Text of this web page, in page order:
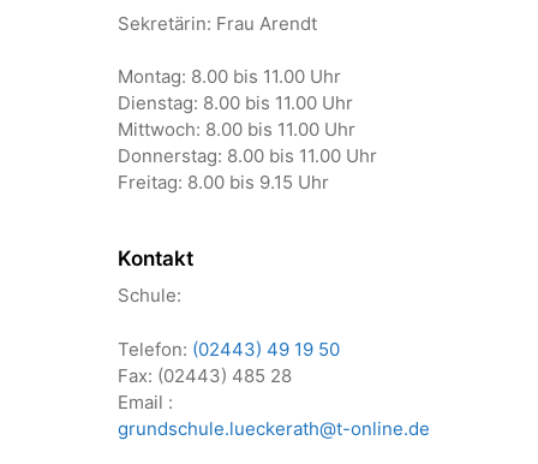
Sekretärin: Frau Arendt
Montag: 8.00 bis 11.00 Uhr
Dienstag: 8.00 bis 11.00 Uhr
Mittwoch: 8.00 bis 11.00 Uhr
Donnerstag: 8.00 bis 11.00 Uhr
Freitag: 8.00 bis 9.15 Uhr
Kontakt
Schule:
Telefon: (02443) 49 19 50
Fax: (02443) 485 28
Email :
grundschule.lueckerath@t-online.de